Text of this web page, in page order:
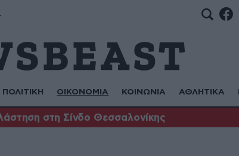
Ρόζα
ΠΟΛΙΤΙΚΗ ΟΙΚΟΝΟΜΙΑ ΚΟΙΝΩΝΙΑ ΑΘΛΗΤΙΚΑ
στη Σίνδο Θεσσαλονίκης